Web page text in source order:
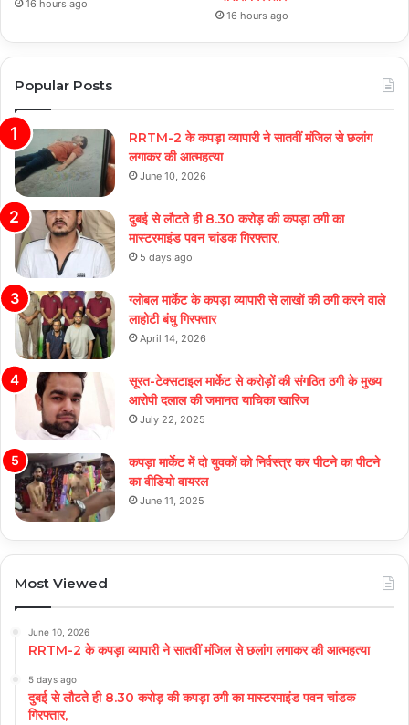
16 hours ago
16 hours ago
Popular Posts
RRTM-2 के कपड़ा व्यापारी ने सातवीं मंजिल से छलांग
लगाकर की आत्महत्या
June 10, 2026
दुबई से लौटते ही 8.30 करोड़ की कपड़ा ठगी का
मास्टरमाइंड पवन चांडक गिरफ्तार,
5 days ago
ग्लोबल मार्केट के कपड़ा व्यापारी से लाखों की ठगी करने वाले
लाहोटी बंधु गिरफ्तार
April 14, 2026
सूरत-टेक्सटाइल मार्केट से करोड़ों की संगठित ठगी के मुख्य
आरोपी दलाल की जमानत याचिका खारिज
July 22, 2025
कपड़ा मार्केट में दो युवकों को निर्वस्त्र कर पीटने का पीटने
का वीडियो वायरल
June 11, 2025
Most Viewed
June 10, 2026
RRTM-2 के कपड़ा व्यापारी ने सातवीं मंजिल से छलांग लगाकर की आत्महत्या
5 days ago
दुबई से लौटते ही 8.30 करोड़ की कपड़ा ठगी का मास्टरमाइंड पवन चांडक
गिरफ्तार,